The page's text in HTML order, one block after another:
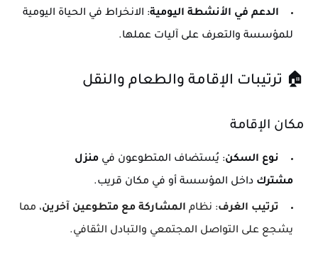
الدعم في الأنشطة اليومية: الانخراط في الحياة اليومية
للمؤسسة والتعرف على آليات عملها.
🏠 ترتيبات الإقامة والطعام والنقل
مكان الإقامة
نوع السكن: يُستضاف المتطوعون في منزل
مشترك داخل المؤسسة أو في مكان قريب.
ترتيب الغرف: نظام المشاركة مع متطوعين آخرين، مما
يشجع على التواصل المجتمعي والتبادل الثقافي.